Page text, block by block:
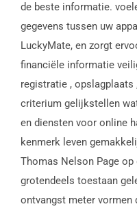
de beste informatie.
gegevens tussen uw
LuckyMate, en zorgt
financiële informatie
registratie , opslagplaats
criterium gelijkstellen
en diensten voor online
kenmerk leven
Thomas Nelson Page
grotendeels toestaan
ontvangst meter vormen